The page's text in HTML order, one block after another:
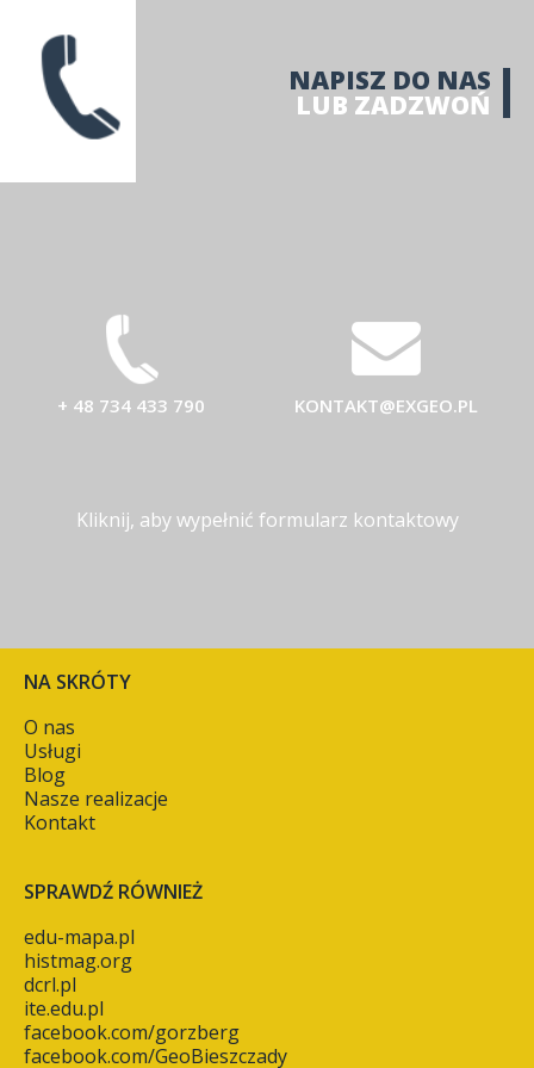
NAPISZ DO NAS
LUB ZADZWOŃ
+ 48 734 433 790 KONTAKT@EXGEO.PL
Kliknij, aby wypełnić formularz kontaktowy
NA SKRÓTY
O nas
Usługi
Blog
Nasze realizacje
Kontakt
SPRAWDŹ RÓWNIEŻ
edu-mapa.pl
histmag.org
dcrl.pl
ite.edu.pl
facebook.com/gorzberg
facebook.com/GeoBieszczady